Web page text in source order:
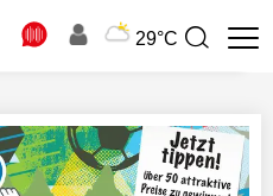
29°C
Suchbegriff